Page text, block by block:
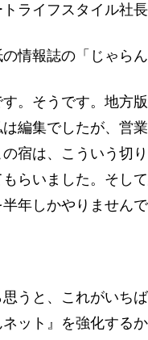
トライフスタイル社長
情報誌の「じゃらん
。そうです。地方
編集でしたが、営
の宿は、こういう切
らいました。そし
年しかやりませんで
うと、これがいち
ネット』を強化する